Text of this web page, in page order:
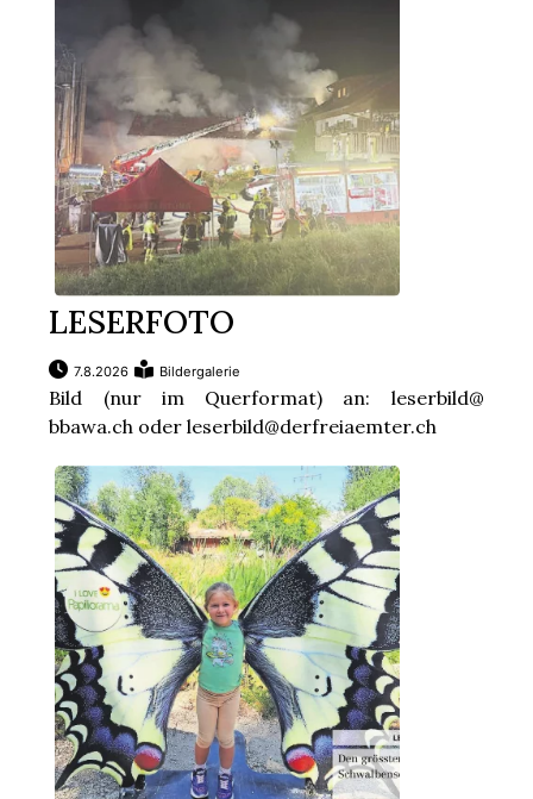
LESERFOTO
7.8.2026 Bildergalerie
Bild (nur im Querformat) an: leserbild@
bbawa.ch oder leserbild@derfreiaemter.ch